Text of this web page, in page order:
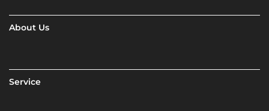
About Us
Service